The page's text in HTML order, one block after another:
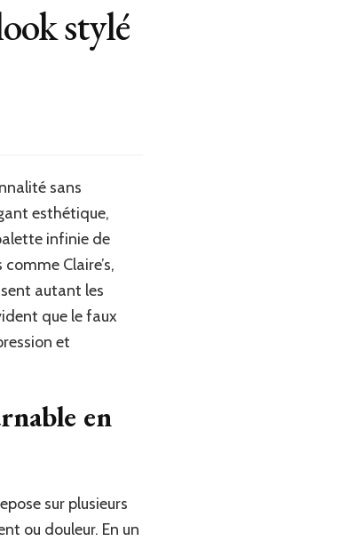
stylé
sans
esthétique,
infinie de
Claire’s,
autant les
que le faux
et
en
sur plusieurs
ou douleur. En un